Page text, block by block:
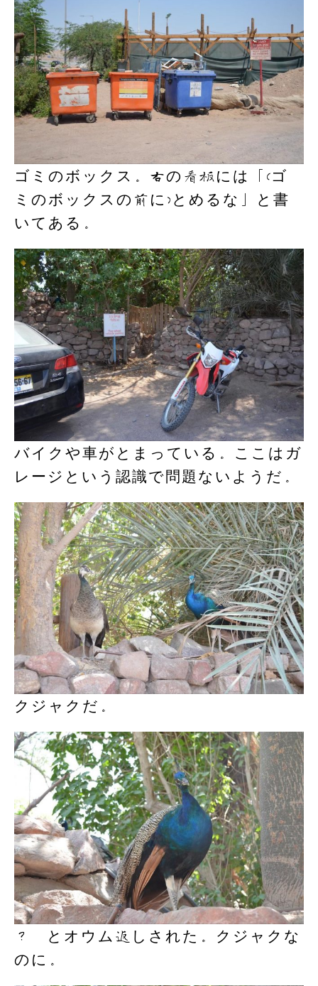
ゴミのボックス。右の看板には「(ゴ
ミのボックスの前に)とめるな」と書
いてある。
バイクや車がとまっている。ここはガ
レージという認識で問題ないようだ。
クジャクだ。
？ とオウム返しされた。クジャクな
のに。